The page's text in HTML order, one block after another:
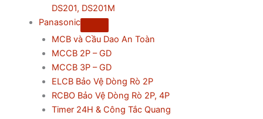
DS201, DS201M
Panasonic
MCB và Cầu Dao An Toàn
MCCB 2P – GD
MCCB 3P – GD
ELCB Bảo Vệ Dòng Rò 2P
RCBO Bảo Vệ Dòng Rò 2P, 4P
Timer 24H & Công Tắc Quang